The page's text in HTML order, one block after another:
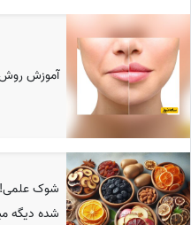
آموزش روش
شوک علمی!
شده دیگه